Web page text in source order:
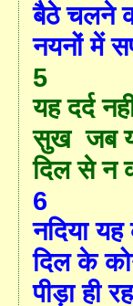
बैठे चलने
नयनों में
5
यह दर्द
सुख जब
दिल से न
6
नदिया
दिल के
पीड़ा ही